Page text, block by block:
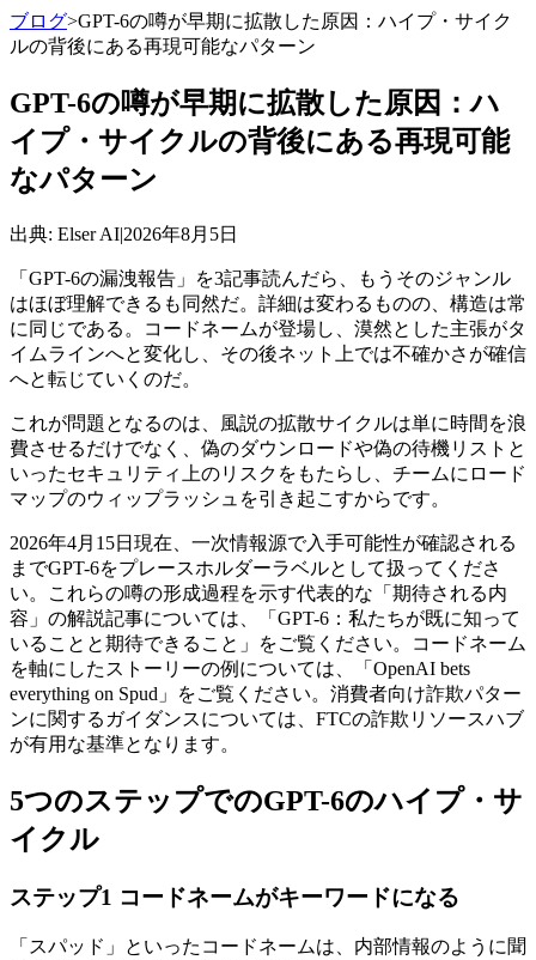
ブログ>GPT-6の噂が早期に拡散した原因：ハイプ・サイク
ルの背後にある再現可能なパターン
GPT-6の噂が早期に拡散した原因：ハ
イプ・サイクルの背後にある再現可能
なパターン
出典: Elser AI|2026年8月5日
「GPT-6の漏洩報告」を3記事読んだら、もうそのジャンル
はほぼ理解できるも同然だ。詳細は変わるものの、構造は常
に同じである。コードネームが登場し、漠然とした主張がタ
イムラインへと変化し、その後ネット上では不確かさが確信
へと転じていくのだ。
これが問題となるのは、風説の拡散サイクルは単に時間を浪
費させるだけでなく、偽のダウンロードや偽の待機リストと
いったセキュリティ上のリスクをもたらし、チームにロード
マップのウィップラッシュを引き起こすからです。
2026年4月15日現在、一次情報源で入手可能性が確認される
までGPT-6をプレースホルダーラベルとして扱ってくださ
い。これらの噂の形成過程を示す代表的な「期待される内
容」の解説記事については、「GPT-6：私たちが既に知って
いることと期待できること」をご覧ください。コードネーム
を軸にしたストーリーの例については、「OpenAI bets
everything on Spud」をご覧ください。消費者向け詐欺パター
ンに関するガイダンスについては、FTCの詐欺リソースハブ
が有用な基準となります。
5つのステップでのGPT-6のハイプ・サ
イクル
ステップ1 コードネームがキーワードになる
「スパッド」といったコードネームは、内部情報のように聞